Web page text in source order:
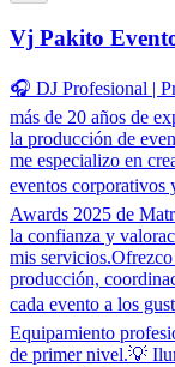
Vj Pakito
🎧 DJ Profesional |
más de 20 años de
la producción de
me especializo en
eventos corporativos
Awards 2025 de
la confianza y
mis
producción,
cada evento a los
Equipamiento
de primer nivel.💡